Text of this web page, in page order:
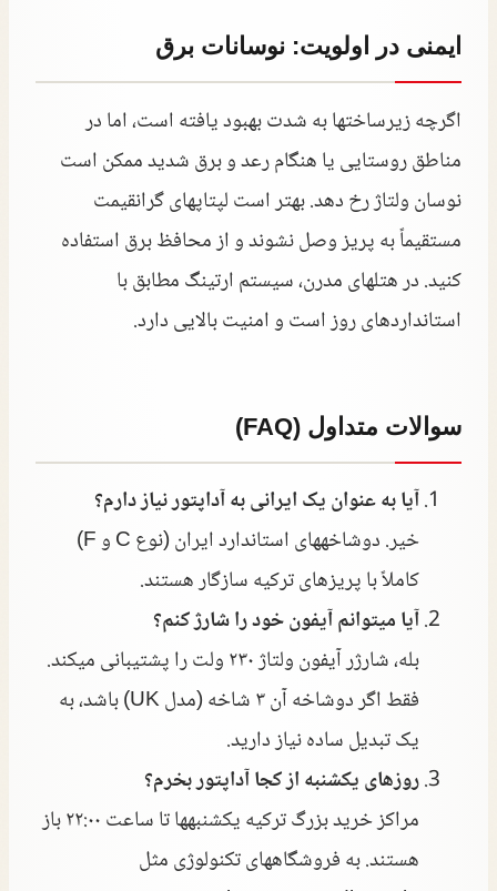
ایمنی در اولویت: نوسانات برق
اگرچه زیرساختها به شدت بهبود یافته است، اما در
مناطق روستایی یا هنگام رعد و برق شدید ممکن است
نوسان ولتاژ رخ دهد. بهتر است لپتاپهای گرانقیمت
مستقیماً به پریز وصل نشوند و از محافظ برق استفاده
کنید. در هتلهای مدرن، سیستم ارتینگ مطابق با
استانداردهای روز است و امنیت بالایی دارد.
سوالات متداول (FAQ)
آیا به عنوان یک ایرانی به آداپتور نیاز دارم؟
خیر. دوشاخههای استاندارد ایران (نوع C و F)
کاملاً با پریزهای ترکیه سازگار هستند.
آیا میتوانم آیفون خود را شارژ کنم؟
بله، شارژر آیفون ولتاژ ۲۳۰ ولت را پشتیبانی میکند.
فقط اگر دوشاخه آن ۳ شاخه (مدل UK) باشد، به
یک تبدیل ساده نیاز دارید.
روزهای یکشنبه از کجا آداپتور بخرم؟
مراکز خرید بزرگ ترکیه یکشنبهها تا ساعت ۲۲:۰۰ باز
هستند. به فروشگاههای تکنولوژی مثل